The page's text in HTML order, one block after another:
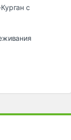
с